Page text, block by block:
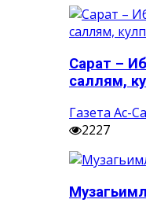
Сарат –
саллям,
Газета Ас-
2227